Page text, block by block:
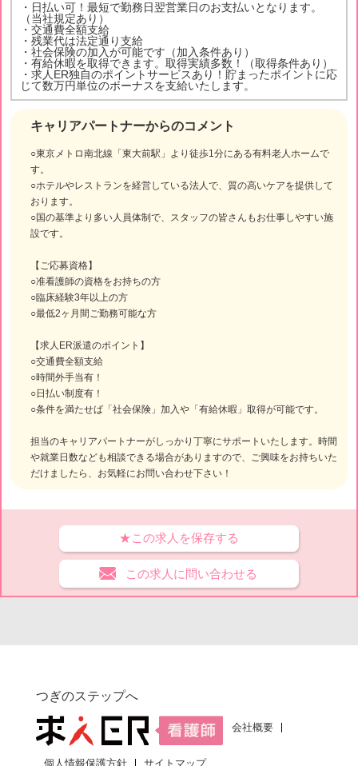
キャリアパートナーからのコメント
○東京メトロ南北線「東大前駅」より徒歩1分にある有料老人ホームで
す。
○ホテルやレストランを経営している法人で、質の高いケアを提供して
おります。
○国の基準より多い人員体制で、スタッフの皆さんもお仕事しやすい施
設です。
【ご応募資格】
○准看護師の資格をお持ちの方
○臨床経験3年以上の方
○最低2ヶ月間ご勤務可能な方
【求人ER派遣のポイント】
○交通費全額支給
○時間外手当有！
○日払い制度有！
○条件を満たせば「社会保険」加入や「有給休暇」取得が可能です。
担当のキャリアパートナーがしっかり丁寧にサポートいたします。時間
や就業日数なども相談できる場合がありますので、ご興味をお持ちいた
だけましたら、お気軽にお問い合わせ下さい！
・日払い可！最短で勤務日翌営業日のお支払いとなります。
（当社規定あり）
・交通費全額支給
・残業代は法定通り支給
・社会保険の加入が可能です（加入条件あり）
・有給休暇を取得できます。取得実績多数！（取得条件あり）
・求人ER独自のポイントサービスあり！貯まったポイントに応
じて数万円単位のボーナスを支給いたします。
★この求人を保存する
この求人に問い合わせる
つぎのステップへ
会社概要
個人情報保護方針 サイトマップ